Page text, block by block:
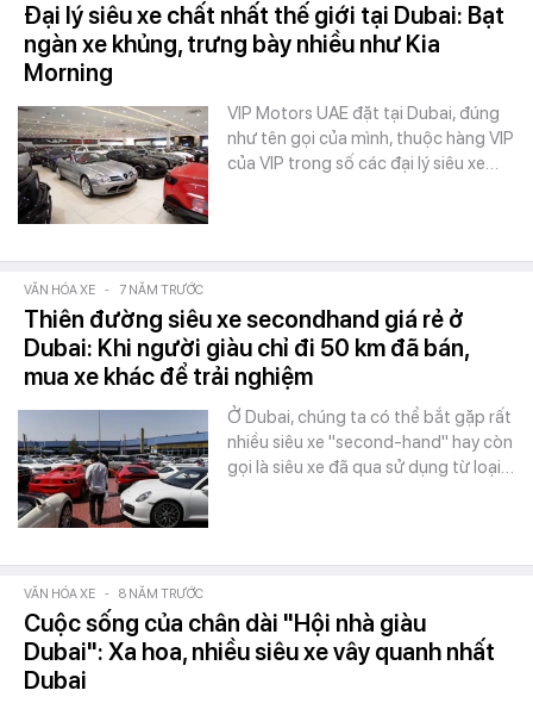
Đại lý siêu xe chất nhất thế giới tại Dubai: Bạt
ngàn xe khủng, trưng bày nhiều như Kia
Morning
VIP Motors UAE đặt tại Dubai, đúng
như tên gọi của mình, thuộc hàng VIP
của VIP trong số các đại lý siêu xe…
VĂN HÓA XE - 7 NĂM TRƯỚC
Thiên đường siêu xe secondhand giá rẻ ở
Dubai: Khi người giàu chỉ đi 50 km đã bán,
mua xe khác để trải nghiệm
Ở Dubai, chúng ta có thể bắt gặp rất
nhiều siêu xe "second-hand" hay còn
gọi là siêu xe đã qua sử dụng từ loại…
VĂN HÓA XE - 8 NĂM TRƯỚC
Cuộc sống của chân dài "Hội nhà giàu
Dubai": Xa hoa, nhiều siêu xe vây quanh nhất
Dubai